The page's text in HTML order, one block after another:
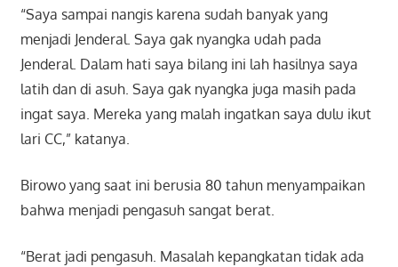
“Saya sampai nangis karena sudah banyak yang
menjadi Jenderal. Saya gak nyangka udah pada
Jenderal. Dalam hati saya bilang ini lah hasilnya saya
latih dan di asuh. Saya gak nyangka juga masih pada
ingat saya. Mereka yang malah ingatkan saya dulu ikut
lari CC,” katanya.
Birowo yang saat ini berusia 80 tahun menyampaikan
bahwa menjadi pengasuh sangat berat.
“Berat jadi pengasuh. Masalah kepangkatan tidak ada